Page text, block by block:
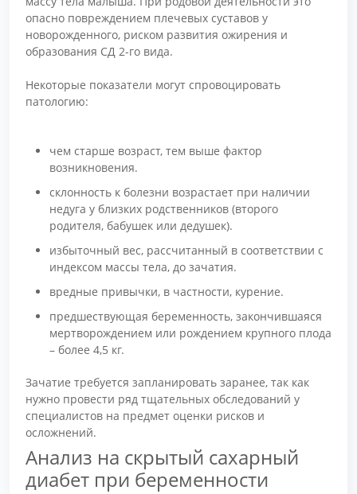
опасно повреждением плечевых суставов у
новорожденного, риском развития ожирения и
образования СД 2-го вида.
Некоторые показатели могут спровоцировать
патологию:
чем старше возраст, тем выше фактор
возникновения.
склонность к болезни возрастает при наличии
недуга у близких родственников (второго
родителя, бабушек или дедушек).
избыточный вес, рассчитанный в соответствии с
индексом массы тела, до зачатия.
вредные привычки, в частности, курение.
предшествующая беременность, закончившаяся
мертворождением или рождением крупного плода
– более 4,5 кг.
Зачатие требуется запланировать заранее, так как
нужно провести ряд тщательных обследований у
специалистов на предмет оценки рисков и
осложнений.
Анализ на скрытый сахарный
диабет при беременности